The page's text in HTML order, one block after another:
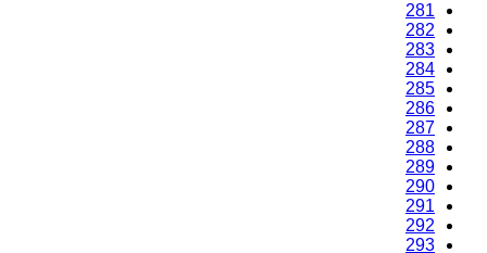
281
282
283
284
285
286
287
288
289
290
291
292
293